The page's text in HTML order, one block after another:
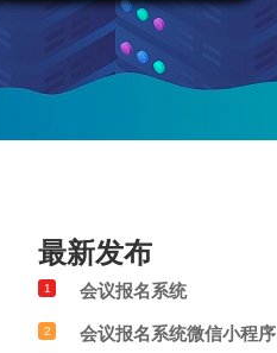
最新发布
1 会议报名系统
2 会议报名系统微信小程序